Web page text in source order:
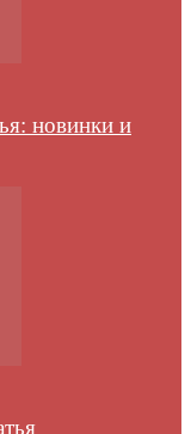
новинки и